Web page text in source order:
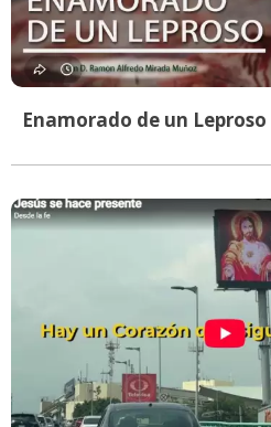
Enamorado de un Leproso